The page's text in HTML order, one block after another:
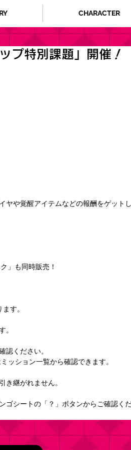
CHARACTER
プ特別課題」開催！
や覚醒アイテムなどの報酬をゲットし
」も同時販売！
す。
。
認ください。
ッション一覧から確認できます。
き継がれません。
ゴシートの「？」ボタンからご確認くだ